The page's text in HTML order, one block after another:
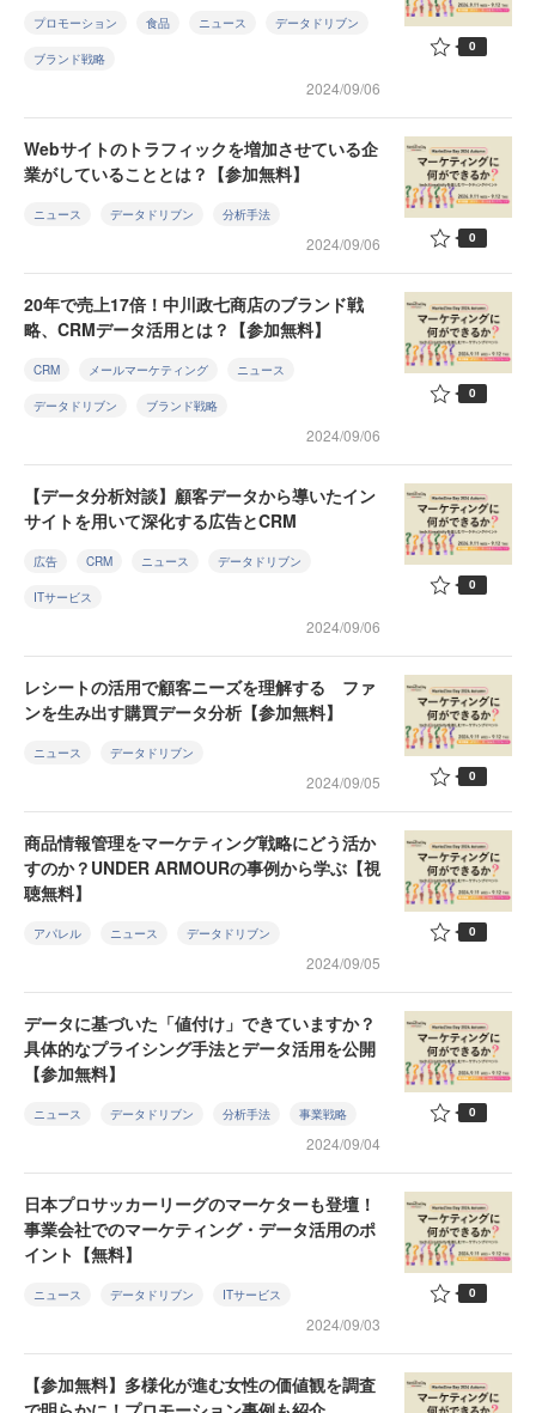
プロモーション 食品 ニュース データドリブン
ブランド戦略
2024/09/06
0
Webサイトのトラフィックを増加させている企
業がしていることとは？【参加無料】
ニュース データドリブン 分析手法
2024/09/06 0
20年で売上17倍！中川政七商店のブランド戦
略、CRMデータ活用とは？【参加無料】
CRM メールマーケティング ニュース
データドリブン ブランド戦略
2024/09/06
0
【データ分析対談】顧客データから導いたイン
サイトを用いて深化する広告とCRM
広告 CRM ニュース データドリブン
ITサービス
2024/09/06
0
レシートの活用で顧客ニーズを理解する ファ
ンを生み出す購買データ分析【参加無料】
ニュース データドリブン
2024/09/05 0
商品情報管理をマーケティング戦略にどう活か
すのか？UNDER ARMOURの事例から学ぶ【視
聴無料】
アパレル ニュース データドリブン
2024/09/05
0
データに基づいた「値付け」できていますか？
具体的なプライシング手法とデータ活用を公開
【参加無料】
ニュース データドリブン 分析手法 事業戦略
2024/09/04
0
日本プロサッカーリーグのマーケターも登壇！
事業会社でのマーケティング・データ活用のポ
イント【無料】
ニュース データドリブン ITサービス
2024/09/03
0
【参加無料】多様化が進む女性の価値観を調査